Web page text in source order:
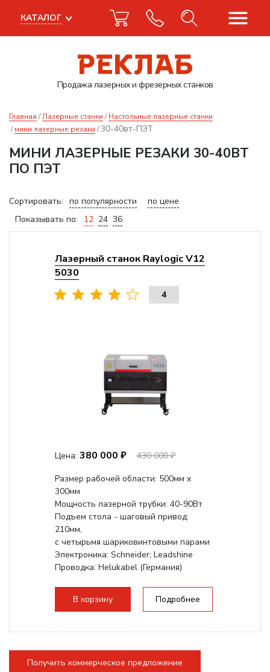
Продажа лазерныхи фрезерных станков
КАТАЛОГ
Главная Лазерные станки
Настольные лазерные станки
мини лазерные резаки
30-40вт-ПЭТ
МИНИ ЛАЗЕРНЫЕ РЕЗАКИ 30-40ВТ
ПО ПЭТ
Сортировать: по популярности
по цене
Показывать по:
12 24 36
Лазерный станок Raylogic V12
5030
4
Цена: 380 000 ₽
430 000 ₽
Размер рабочей области: 500мм х
300мм
Мощность лазерной трубки: 40-90Вт
Подъем стола - шаговый привод:
210мм,
с четырьмя шариковинтовыми парами
Электроника: Schneider; Leadshine
Проводка: Helukabel (Германия)
В корзину
Подробнее
Получить коммерческое предложение